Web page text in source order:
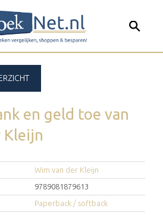
en geld toe van
Kleijn
Wim van der Kleijn
9789081879613
Paperback / softback